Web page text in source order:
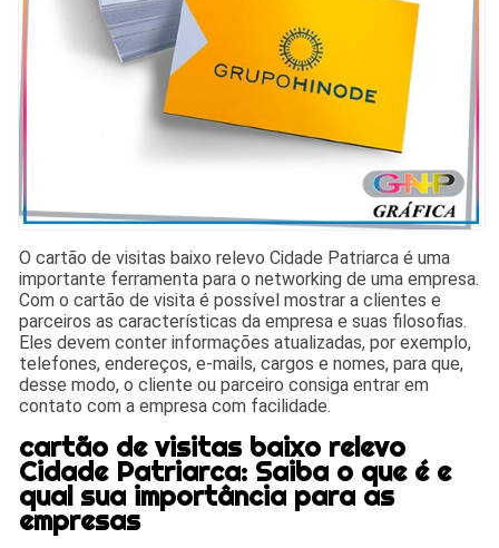
O cartão de visitas baixo relevo Cidade Patriarca é uma
importante ferramenta para o networking de uma empresa.
Com o cartão de visita é possível mostrar a clientes e
parceiros as características da empresa e suas filosofias.
Eles devem conter informações atualizadas, por exemplo,
telefones, endereços, e-mails, cargos e nomes, para que,
desse modo, o cliente ou parceiro consiga entrar em
contato com a empresa com facilidade.
cartão de visitas baixo relevo
Cidade Patriarca: Saiba o que é e
qual sua importância para as
empresas